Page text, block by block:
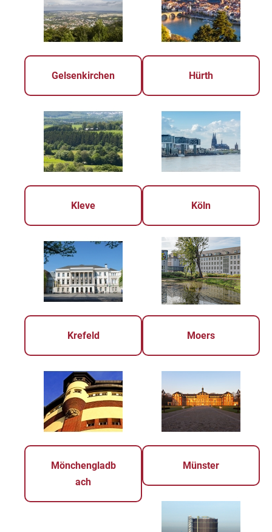
Gelsenkirchen Hürth
Kleve Köln
Krefeld Moers
Mönchengladb
ach
Münster